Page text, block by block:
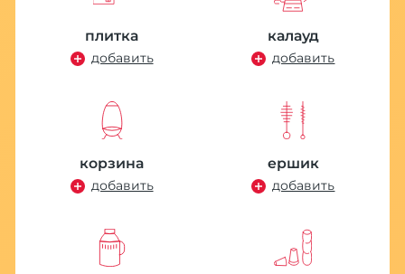
плитка
добавить
калауд
добавить
корзина
добавить
ершик
добавить